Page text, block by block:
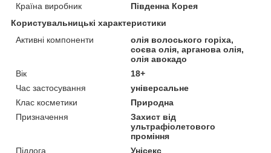
Країна виробник
Південна Корея
Користувальницькі характеристики
Активні компоненти
олія волоського горіха,
соєва олія, арганова олія,
олія авокадо
Вік
18+
Час застосування
універсальне
Клас косметики
Природна
Призначення
Захист від
ультрафіолетового
проміння
Підлога
Унісекс